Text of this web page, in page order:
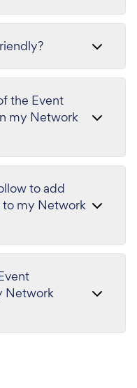
the Event
my Network
to add
to my Network
Network